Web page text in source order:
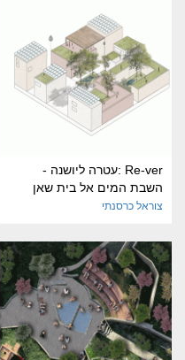
Re-ver :עטרה ליושנה -
השבת המים אל בית שאן
צוראל כרסנתי